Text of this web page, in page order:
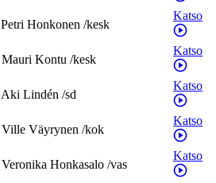
Petri Honkonen /kesk
Katso
Mauri Kontu /kesk
Katso
Aki Lindén /sd
Katso
Ville Väyrynen /kok
Katso
Veronika Honkasalo /vas
Katso